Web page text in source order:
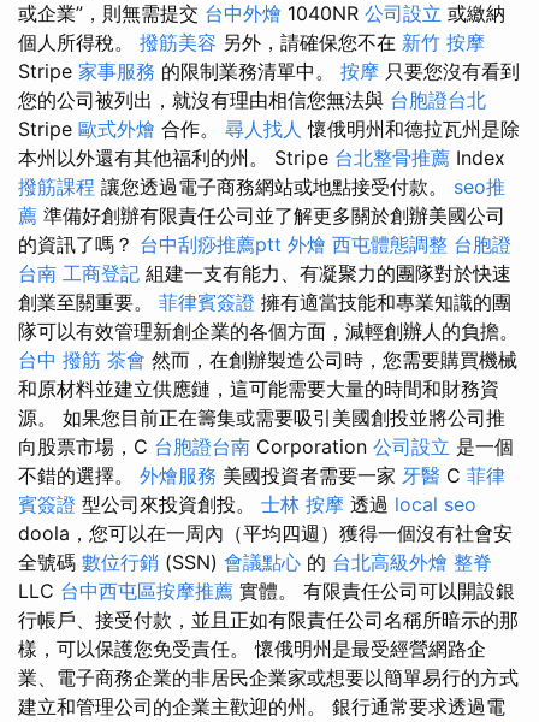
或企業”，則無需提交 台中外燴 1040NR 公司設立 或繳納
個人所得稅。 撥筋美容 另外，請確保您不在 新竹 按摩
Stripe 家事服務 的限制業務清單中。 按摩 只要您沒有看到
您的公司被列出，就沒有理由相信您無法與 台胞證台北
Stripe 歐式外燴 合作。 尋人找人 懷俄明州和德拉瓦州是除
本州以外還有其他福利的州。 Stripe 台北整骨推薦 Index
撥筋課程 讓您透過電子商務網站或地點接受付款。 seo推
薦 準備好創辦有限責任公司並了解更多關於創辦美國公司
的資訊了嗎？ 台中刮痧推薦ptt 外燴 西屯體態調整 台胞證
台南 工商登記 組建一支有能力、有凝聚力的團隊對於快速
創業至關重要。 菲律賓簽證 擁有適當技能和專業知識的團
隊可以有效管理新創企業的各個方面，減輕創辦人的負擔。
台中 撥筋 茶會 然而，在創辦製造公司時，您需要購買機械
和原材料並建立供應鏈，這可能需要大量的時間和財務資
源。 如果您目前正在籌集或需要吸引美國創投並將公司推
向股票市場，C 台胞證台南 Corporation 公司設立 是一個
不錯的選擇。 外燴服務 美國投資者需要一家 牙醫 C 菲律
賓簽證 型公司來投資創投。 士林 按摩 透過 local seo
doola，您可以在一周內（平均四週）獲得一個沒有社會安
全號碼 數位行銷 (SSN) 會議點心 的 台北高級外燴 整脊
LLC 台中西屯區按摩推薦 實體。 有限責任公司可以開設銀
行帳戶、接受付款，並且正如有限責任公司名稱所暗示的那
樣，可以保護您免受責任。 懷俄明州是最受經營網路企
業、電子商務企業的非居民企業家或想要以簡單易行的方式
建立和管理公司的企業主歡迎的州。 銀行通常要求透過電